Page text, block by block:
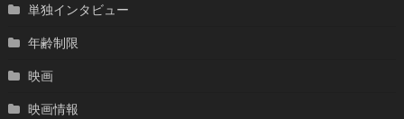
単独インタビュー
年齢制限
映画
映画情報